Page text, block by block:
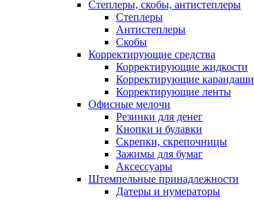
Степлеры, скобы, антистеплеры
Степлеры
Антистеплеры
Скобы
Корректирующие средства
Корректирующие жидкости
Корректирующие карандаши
Корректирующие ленты
Офисные мелочи
Резинки для денег
Кнопки и булавки
Скрепки, скрепочницы
Зажимы для бумаг
Аксессуары
Штемпельные принадлежности
Датеры и нумераторы